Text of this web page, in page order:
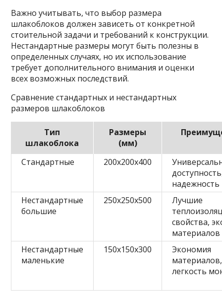
Важно учитывать, что выбор размера
шлакоблоков должен зависеть от конкретной
стоительной задачи и требований к конструкции.
Нестандартные размеры могут быть полезны в
определенных случаях, но их использование
требует дополнительного внимания и оценки
всех возможных последствий.
Сравнение стандартных и нестандартных
размеров шлакоблоков
Тип
шлакоблока
Размеры
(мм)
Стандартные 200x200x400
надежность
Нестандартные
большие
250x250x500
Лучшие
свойства,
материалов
Нестандартные
маленькие
150x150x300
Экономия
материалов,
легкость